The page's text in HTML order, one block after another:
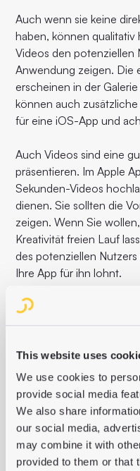
This website uses
We use cookies to
provide social media
We also share
our social media,
may combine it with
provided to them or that
Auch wenn sie keine
haben, können
Videos den potenziellen
Anwendung zeigen. Die
erscheinen in der
können auch
für eine iOS-App und
Auch Videos sind eine
präsentieren. Im Apple
Sekunden-Videos
dienen. Sie sollten die
zeigen. Wenn Sie
Kreativität freien Lauf
des potenziellen
Ihre App für ihn lohnt.
#6: Wählen Sie
Auch wenn Kategorien
stehen, so sind sie
Leser, Sie zu finden.
Nachrichten-App in der
Stores platzieren, ist